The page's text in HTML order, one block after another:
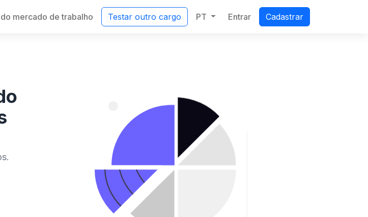
mercado de trabalho Testar outro cargo PT Entrar Cadastrar